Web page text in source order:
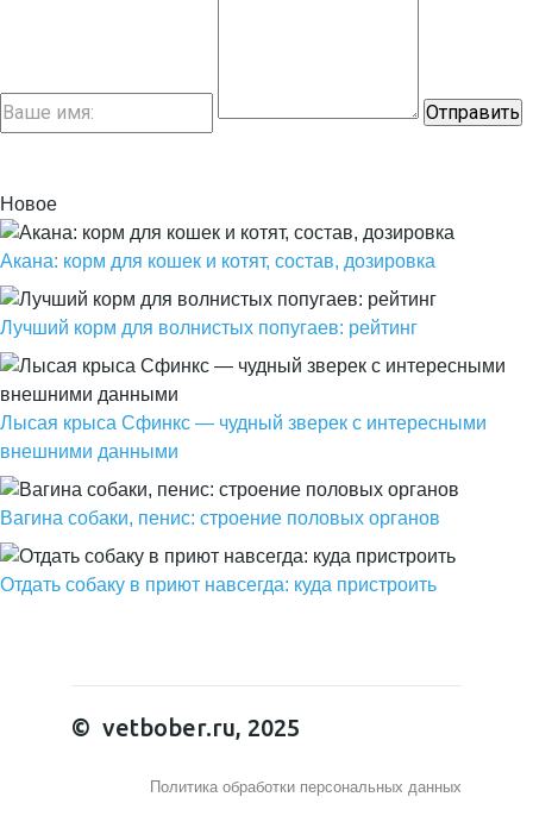
Новое
Акана: корм для кошек и котят, состав, дозировка
Лучший корм для волнистых попугаев: рейтинг
Лысая крыса Сфинкс — чудный зверек с интересными
внешними данными
Вагина собаки, пенис: строение половых органов
Отдать собаку в приют навсегда: куда пристроить
© vetbober.ru, 2025
Политика обработки персональных данных